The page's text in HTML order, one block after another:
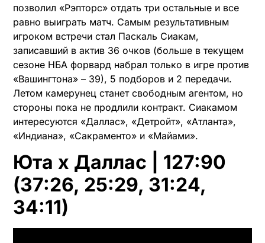
позволил «Рэпторс» отдать три остальные и все
равно выиграть матч. Самым результативным
игроком встречи стал Паскаль Сиакам,
записавший в актив 36 очков (больше в текущем
сезоне НБА форвард набрал только в игре против
«Вашингтона» – 39), 5 подборов и 2 передачи.
Летом камерунец станет свободным агентом, но
стороны пока не продлили контракт. Сиакамом
интересуются «Даллас», «Детройт», «Атланта»,
«Индиана», «Сакраменто» и «Майами».
Юта x Даллас | 127:90
(37:26, 25:29, 31:24,
34:11)